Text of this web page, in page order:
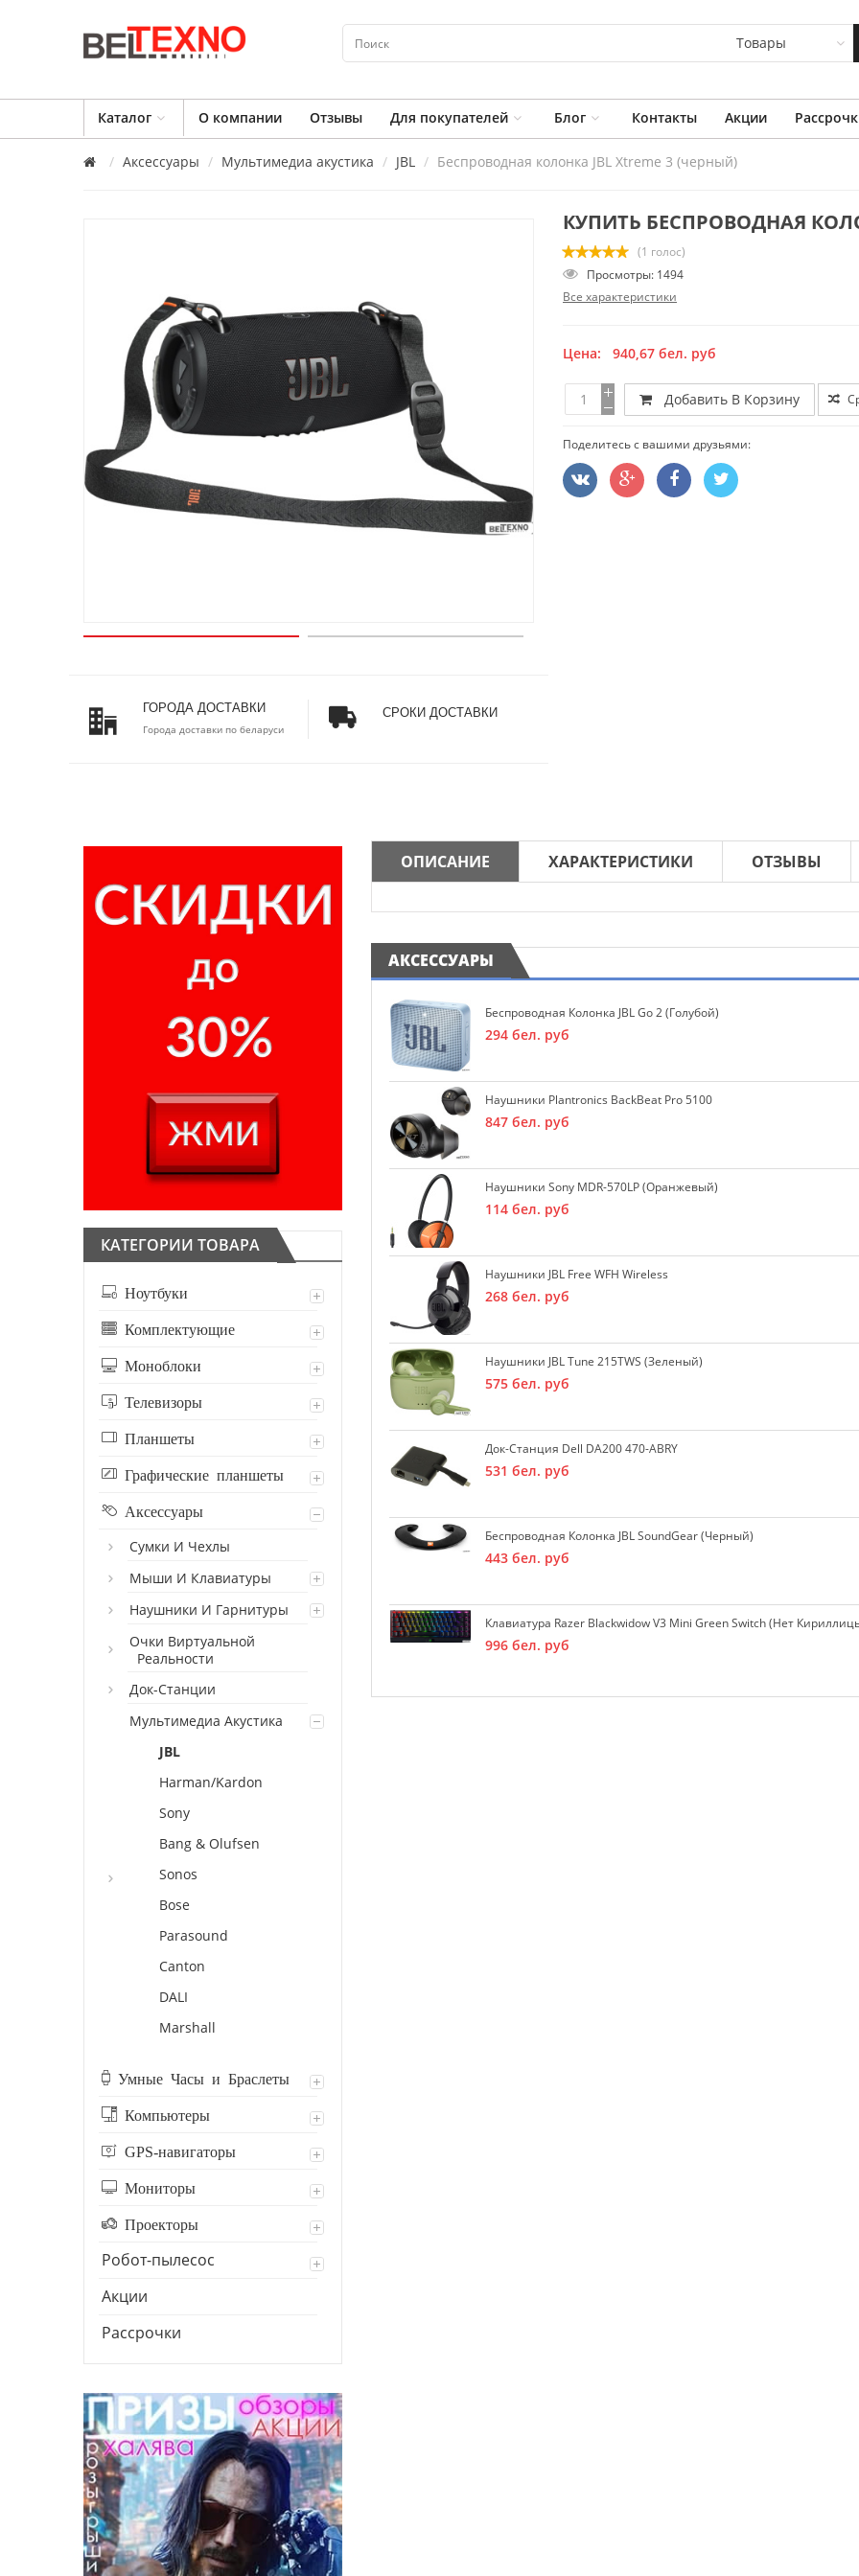
Товары
Каталог О компании Отзывы Для покупателей Блог Контакты Акции
Аксессуары Мультимедиа акустика JBL Беспроводная колонка JBL Xtreme 3 (черный)
ГОРОДА ДОСТАВКИ
Города доставки по беларуси
СРОКИ ДОСТАВКИ
КУПИТЬ БЕСПРОВОДНАЯ
(1 голос)
Просмотры: 1494
Все характеристики
Цена: 940,67 бел. руб
Добавить В Корзину
Поделитесь с вашими друзьями:
КАТЕГОРИИ ТОВАРА
Ноутбуки
Комплектующие
Моноблоки
Телевизоры
Планшеты
Графические планшеты
Аксессуары
Сумки И Чехлы
Мыши И Клавиатуры
Наушники И Гарнитуры
Реальности
Док-Станции
Мультимедиа Акустика
JBL
Harman/Kardon
Sony
Bang & Olufsen
Sonos
Bose
Parasound
Canton
DALI
Marshall
Умные Часы и Браслеты
Компьютеры
GPS-навигаторы
Мониторы
Проекторы
Робот-пылесос
Акции
Рассрочки
ОПИСАНИЕ ХАРАКТЕРИСТИКИ ОТЗЫВЫ
АКСЕССУАРЫ
Беспроводная Колонка JBL Go 2 (голубой)
294 бел. руб
Наушники Plantronics BackBeat Pro 5100
847 бел. руб
Наушники Sony MDR-570LP (оранжевый)
114 бел. руб
Наушники JBL Free WFH Wireless
268 бел. руб
Наушники JBL Tune 215TWS (зеленый)
575 бел. руб
Док-Станция Dell DA200 470-ABRY
531 бел. руб
Беспроводная Колонка JBL SoundGear (черный)
443 бел. руб
Клавиатура Razer Blackwidow V3 Mini Green Switch (нет
996 бел. руб